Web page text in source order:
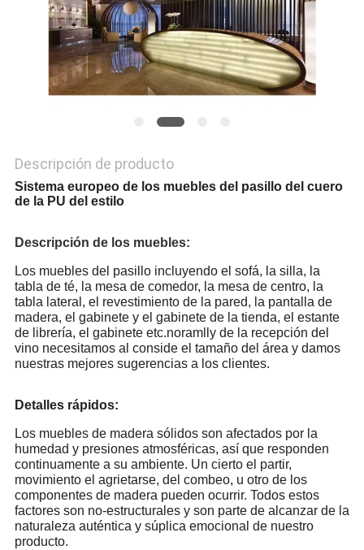
PRIVACY
POLICY
Descripción de producto
Sistema europeo de los muebles del pasillo del cuero
de la PU del estilo
Descripción de los muebles:
Los muebles del pasillo incluyendo el sofá, la silla, la
tabla de té, la mesa de comedor, la mesa de centro, la
tabla lateral, el revestimiento de la pared, la pantalla de
madera, el gabinete y el gabinete de la tienda, el estante
de librería, el gabinete etc.noramlly de la recepción del
vino necesitamos al conside el tamaño del área y damos
nuestras mejores sugerencias a los clientes.
Detalles rápidos:
Los muebles de madera sólidos son afectados por la
humedad y presiones atmosféricas, así que responden
continuamente a su ambiente. Un cierto el partir,
movimiento el agrietarse, del combeo, u otro de los
componentes de madera pueden ocurrir. Todos estos
factores son no-estructurales y son parte de alcanzar de la
naturaleza auténtica y súplica emocional de nuestro
producto.